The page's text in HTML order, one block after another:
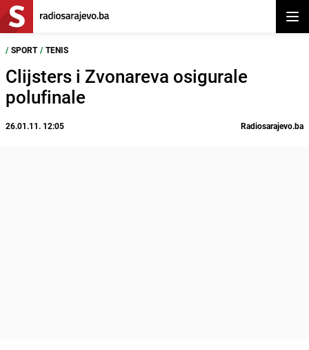
/ SPORT / TENIS
Clijsters i Zvonareva osigurale
polufinale
26.01.11. 12:05 Radiosarajevo.ba